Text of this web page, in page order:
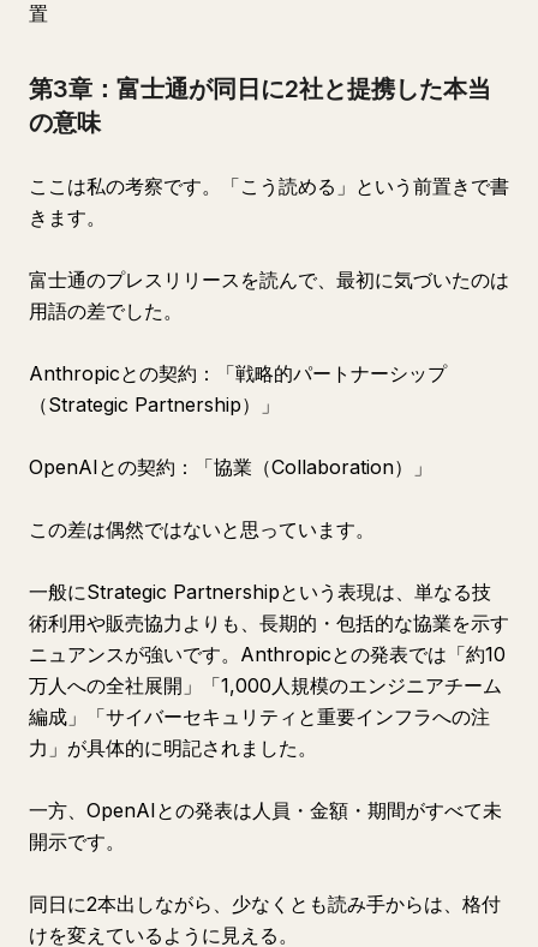
置
第3章：富士通が同日に2社と提携した本当
の意味
ここは私の考察です。「こう読める」という前置きで書
きます。
富士通のプレスリリースを読んで、最初に気づいたのは
用語の差でした。
Anthropicとの契約：「戦略的パートナーシップ
（Strategic Partnership）」
OpenAIとの契約：「協業（Collaboration）」
この差は偶然ではないと思っています。
一般にStrategic Partnershipという表現は、単なる技
術利用や販売協力よりも、長期的・包括的な協業を示す
ニュアンスが強いです。Anthropicとの発表では「約10
万人への全社展開」「1,000人規模のエンジニアチーム
編成」「サイバーセキュリティと重要インフラへの注
力」が具体的に明記されました。
一方、OpenAIとの発表は人員・金額・期間がすべて未
開示です。
同日に2本出しながら、少なくとも読み手からは、格付
けを変えているように見える。